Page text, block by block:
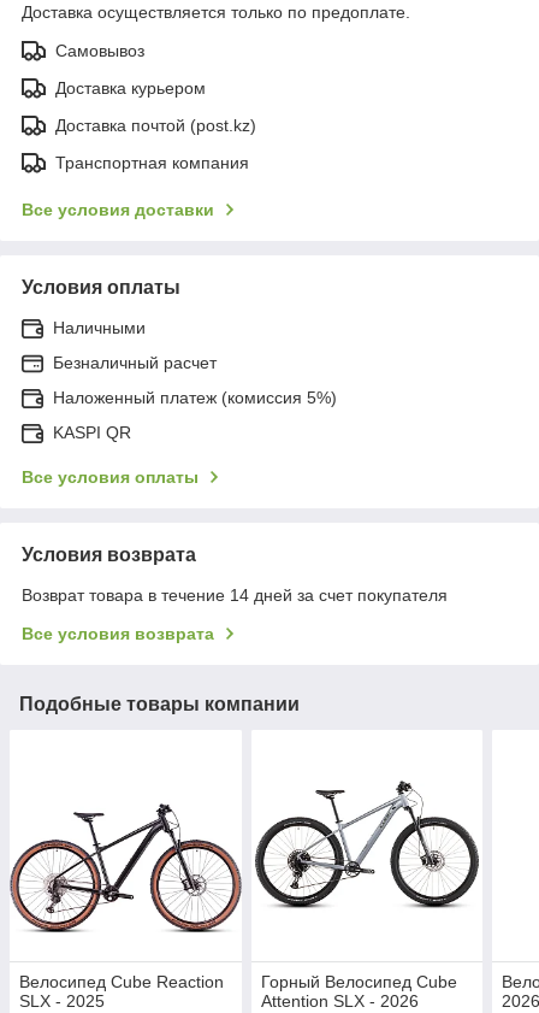
Доставка осуществляется только по предоплате.
Самовывоз
Доставка курьером
Доставка почтой (post.kz)
Транспортная компания
Все условия доставки
Условия оплаты
Наличными
Безналичный расчет
Наложенный платеж (комиссия 5%)
KASPI QR
Все условия оплаты
Условия возврата
Возврат товара в течение 14 дней за счет покупателя
Все условия возврата
Подобные товары компании
Велосипед Cube Reaction
SLX - 2025
Горный Велосипед Cube
Attention SLX - 2026